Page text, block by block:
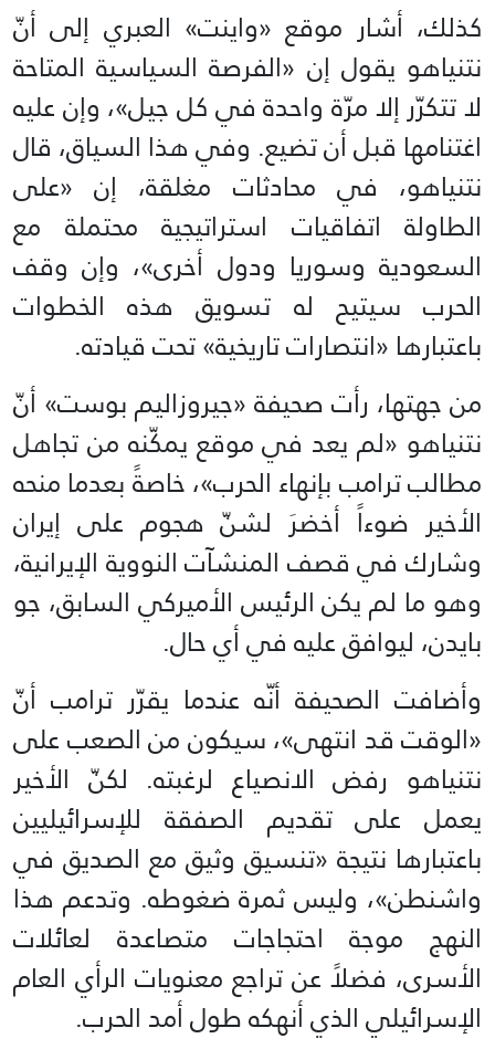
كذلك، أشار موقع «واينت» العبري إلى أنّ
نتنياهو يقول إن «الفرصة السياسية المتاحة
لا تتكرّر إلا مرّة واحدة في كل جيل»، وإن عليه
اغتنامها قبل أن تضيع. وفي هذا السياق، قال
نتنياهو، في محادثات مغلقة، إن «على
الطاولة اتفاقيات استراتيجية محتملة مع
السعودية وسوريا ودول أخرى»، وإن وقف
الحرب سيتيح له تسويق هذه الخطوات
باعتبارها «انتصارات تاريخية» تحت قيادته.
من جهتها، رأت صحيفة «جيروزاليم بوست» أنّ
نتنياهو «لم يعد في موقع يمكّنه من تجاهل
مطالب ترامب بإنهاء الحرب»، خاصةً بعدما منحه
الأخير ضوءاً أخضرَ لشنّ هجوم على إيران
وشارك في قصف المنشآت النووية الإيرانية،
وهو ما لم يكن الرئيس الأميركي السابق، جو
بايدن، ليوافق عليه في أي حال.
وأضافت الصحيفة أنّه عندما يقرّر ترامب أنّ
«الوقت قد انتهى»، سيكون من الصعب على
نتنياهو رفض الانصياع لرغبته. لكنّ الأخير
يعمل على تقديم الصفقة للإسرائيليين
باعتبارها نتيجة «تنسيق وثيق مع الصديق في
واشنطن»، وليس ثمرة ضغوطه. وتدعم هذا
النهج موجة احتجاجات متصاعدة لعائلات
الأسرى، فضلاً عن تراجع معنويات الرأي العام
الإسرائيلي الذي أنهكه طول أمد الحرب.